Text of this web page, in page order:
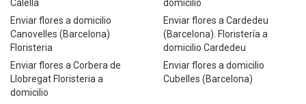
Calella
domicilio
Enviar flores a domicilio
Canovelles (Barcelona)
Floristeria
Enviar flores a Cardedeu
(Barcelona). Floristería a
domicilio Cardedeu
Enviar flores a Corbera de
Llobregat Floristeria a
domicilio
Enviar flores a domicilio
Cubelles (Barcelona)